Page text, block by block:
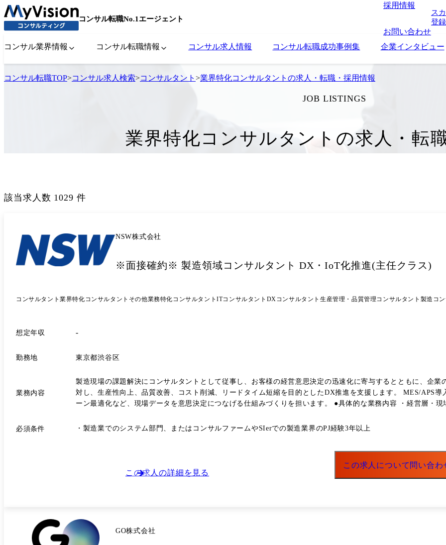
コンサル転職No.1エージェント
採用情報
お問い合わせ
ス
登
コンサル業界情報 コンサル転職情報 コンサル求人情報 コンサル転職成功事例集 企業インタビュー
コンサル転職TOP>コンサル求人検索>コンサルタント >業界特化コンサルタントの求人・転職・採用情報
JOB LISTINGS
業界特化コンサルタントの求人・転
該当求人数 1029 件
NSW株式会社
※面接確約※ 製造領域コンサルタント DX・IoT化推進(主任クラス)
コンサルタント業界特化コンサルタント その他業務特化コンサルタントITコンサルタント DXコンサルタント生産管理・品質管理コンサルタント 製造コ
想定年収 -
勤務地 東京都渋谷区
業務内容
製造現場の課題解決にコンサルタントとして従事し、お客様の経営意思決定の迅速化に寄与するとともに、企業の競争力強
対し、生産性向上、品質改善、コスト削減、リードタイム短縮を目的としたDX推進を支援します。 MES/APS
ーン最適化など、現場データを意思決定につなげる仕組みづくりを担います。 ●具体的な業務内容 ・経営層・現場責任者へのヒアリング、課題整理、現状分析 ・生産管理・品
行・リリース支援など ・要件定義～設計～導入支援 ・導入後の効果測定、運用定着 ・チーム内のナレッジ展開、若手メンバーのOJT支援
必須条件 ・製造業でのシステム部門、またはコンサルファームやSIerでの製造業界のPJ経験3年以上
この求人の詳細を見る
この求人について問い合わ
GO株式会社